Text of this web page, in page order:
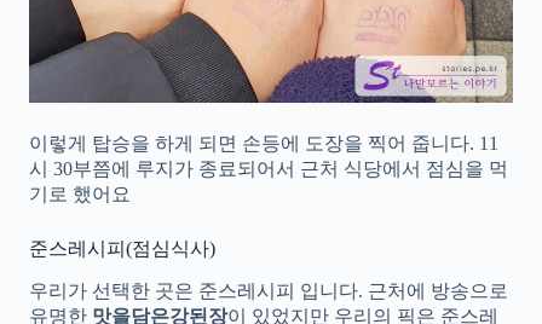
이렇게 탑승을 하게 되면 손등에 도장을 찍어 줍니다. 11
시 30부쯤에 루지가 종료되어서 근처 식당에서 점심을 먹
기로 했어요
준스레시피(점심식사)
우리가 선택한 곳은 준스레시피 입니다. 근처에 방송으로
유명한 맛을담은강된장이 있었지만 우리의 픽은 준스레